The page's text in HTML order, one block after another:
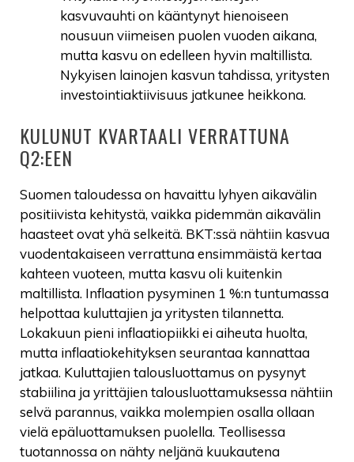
kasvuvauhti on kääntynyt hienoiseen
nousuun viimeisen puolen vuoden aikana,
mutta kasvu on edelleen hyvin maltillista.
Nykyisen lainojen kasvun tahdissa, yritysten
investointiaktiivisuus jatkunee heikkona.
KULUNUT KVARTAALI VERRATTUNA
Q2:EEN
Suomen taloudessa on havaittu lyhyen aikavälin
positiivista kehitystä, vaikka pidemmän aikavälin
haasteet ovat yhä selkeitä. BKT:ssä nähtiin kasvua
vuodentakaiseen verrattuna ensimmäistä kertaa
kahteen vuoteen, mutta kasvu oli kuitenkin
maltillista. Inflaation pysyminen 1 %:n tuntumassa
helpottaa kuluttajien ja yritysten tilannetta.
Lokakuun pieni inflaatiopiikki ei aiheuta huolta,
mutta inflaatiokehityksen seurantaa kannattaa
jatkaa. Kuluttajien talousluottamus on pysynyt
stabiilina ja yrittäjien talousluottamuksessa nähtiin
selvä parannus, vaikka molempien osalla ollaan
vielä epäluottamuksen puolella. Teollisessa
tuotannossa on nähty neljänä kuukautena